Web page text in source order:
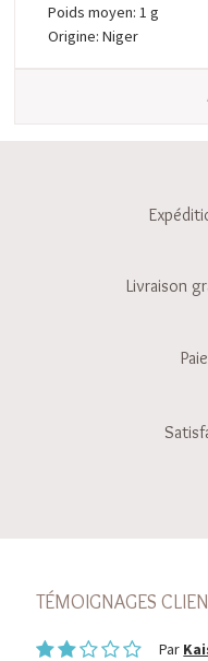
Poids moyen: 1 g
Origine: Niger
Livraison
TÉMOIGNAGES
Par